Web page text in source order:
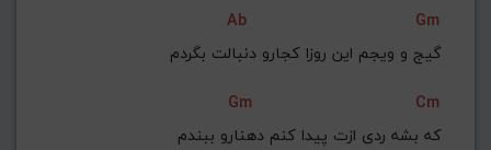
Ab
Gm
گیج و ویجم این روزا کجارو دنبالت بگردم
Gm
Cm
که بشه ردی ازت پیدا کنم دهنارو ببندم